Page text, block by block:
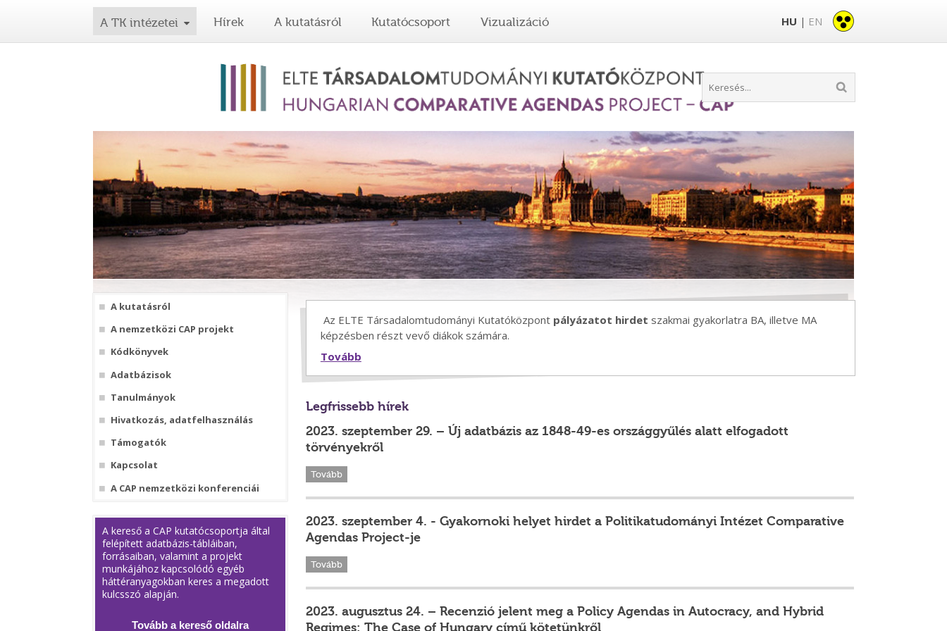
A TK intézetei Hírek A kutatásról Kutatócsoport Vizualizáció HU | EN
A kutatásról
A nemzetközi CAP projekt
Kódkönyvek
Adatbázisok
Tanulmányok
Hivatkozás, adatfelhasználás
Támogatók
Kapcsolat
A CAP nemzetközi konferenciái
A kereső a CAP kutatócsoportja által
felépített adatbázis-tábláiban,
forrásaiban, valamint a projekt
munkájához kapcsolódó egyéb
háttéranyagokban keres a megadott
kulcsszó alapján.
Tovább a kereső oldalra
Az ELTE Társadalomtudományi Kutatóközpont pályázatot hirdet szakmai gyakorlatra BA, illetve MA
képzésben részt vevő diákok számára.
Tovább
Legfrissebb hírek
2023. szeptember 29. – Új adatbázis az 1848-49-es országgyűlés alatt elfogadott
törvényekről
Tovább
2023. szeptember 4. - Gyakornoki helyet hirdet a Politikatudományi Intézet Comparative
Agendas Project-je
Tovább
2023. augusztus 24. – Recenzió jelent meg a Policy Agendas in Autocracy, and Hybrid
Regimes: The Case of Hungary című kötetünkről